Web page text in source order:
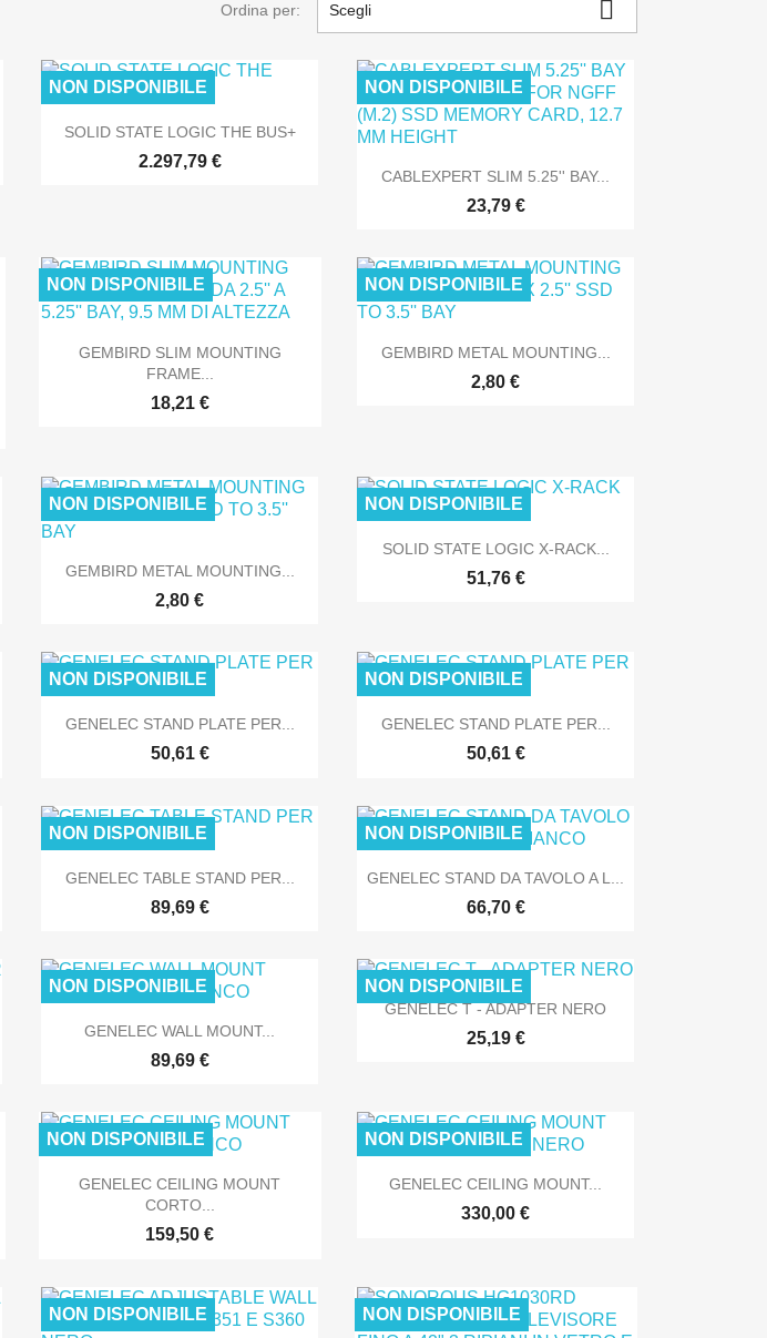
Ordina per: Scegli 
 Anteprima
SOLID STATE LOGIC THE BUS+
2.297,79 €
SOLO ONLINE
NON DISPONIBILE
 Anteprima
CABLEXPERT SLIM 5.25'' BAY...
23,79 €
NON DISPONIBILE
 Anteprima
GEMBIRD SLIM MOUNTING
FRAME...
18,21 €
SOLO ONLINE
NON DISPONIBILE
 Anteprima
GEMBIRD METAL MOUNTING...
2,80 €
NON DISPONIBILE
 Anteprima
GEMBIRD METAL MOUNTING...
2,80 €
SOLO ONLINE
NON DISPONIBILE
 Anteprima
SOLID STATE LOGIC X-RACK...
51,76 €
SOLO ONLINE
NON DISPONIBILE
 Anteprima
GENELEC STAND PLATE PER...
50,61 €
NON DISPONIBILE
 Anteprima
GENELEC STAND PLATE PER...
50,61 €
NON DISPONIBILE
 Anteprima
GENELEC TABLE STAND PER...
89,69 €
NON DISPONIBILE
 Anteprima
GENELEC STAND DA TAVOLO A L...
66,70 €
NON DISPONIBILE
 Anteprima
GENELEC WALL MOUNT...
89,69 €
SOLO ONLINE
NON DISPONIBILE
 Anteprima
GENELEC T - ADAPTER NERO
25,19 €
SOLO ONLINE
NON DISPONIBILE
 Anteprima
GENELEC CEILING MOUNT
CORTO...
159,50 €
NON DISPONIBILE
 Anteprima
GENELEC CEILING MOUNT...
330,00 €
NON DISPONIBILE
NON DISPONIBILE NON DISPONIBILE